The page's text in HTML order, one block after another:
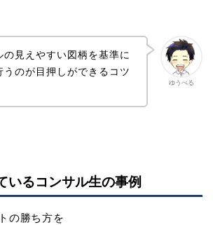
ゆうべる
の見えやすい図柄を基準に
うのが目押しができるコツ
いるコンサル生の事例
の勝ち方を